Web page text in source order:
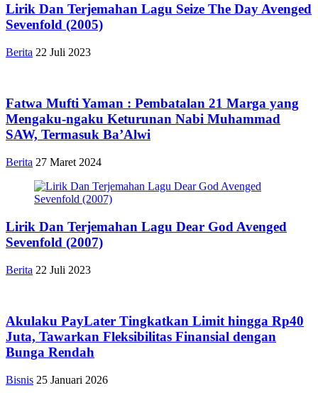
Lirik Dan Terjemahan Lagu Seize The Day Avenged
Sevenfold (2005)
Berita 22 Juli 2023
Fatwa Mufti Yaman : Pembatalan 21 Marga yang
Mengaku-ngaku Keturunan Nabi Muhammad
SAW, Termasuk Ba’Alwi
Berita 27 Maret 2024
Lirik Dan Terjemahan Lagu Dear God Avenged
Sevenfold (2007)
Berita 22 Juli 2023
Akulaku PayLater Tingkatkan Limit hingga Rp40
Juta, Tawarkan Fleksibilitas Finansial dengan
Bunga Rendah
Bisnis 25 Januari 2026